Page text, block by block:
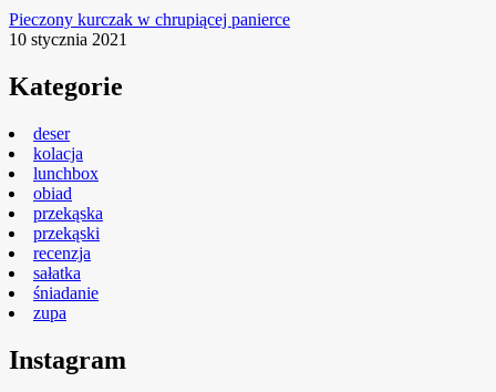
Pieczony kurczak w chrupiącej panierce
10 stycznia 2021
Kategorie
deser
kolacja
lunchbox
obiad
przekąska
przekąski
recenzja
sałatka
śniadanie
zupa
Instagram